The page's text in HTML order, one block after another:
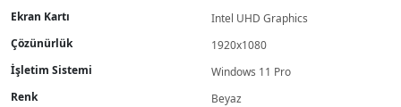
Ekran Kartı
Intel UHD Graphics
Çözünürlük
1920x1080
İşletim Sistemi
Windows 11 Pro
Renk
Beyaz